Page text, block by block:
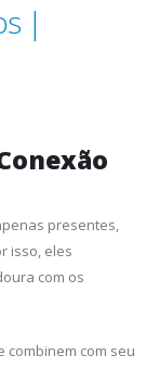
|
presentes,
isso, eles
com os
combinem com seu